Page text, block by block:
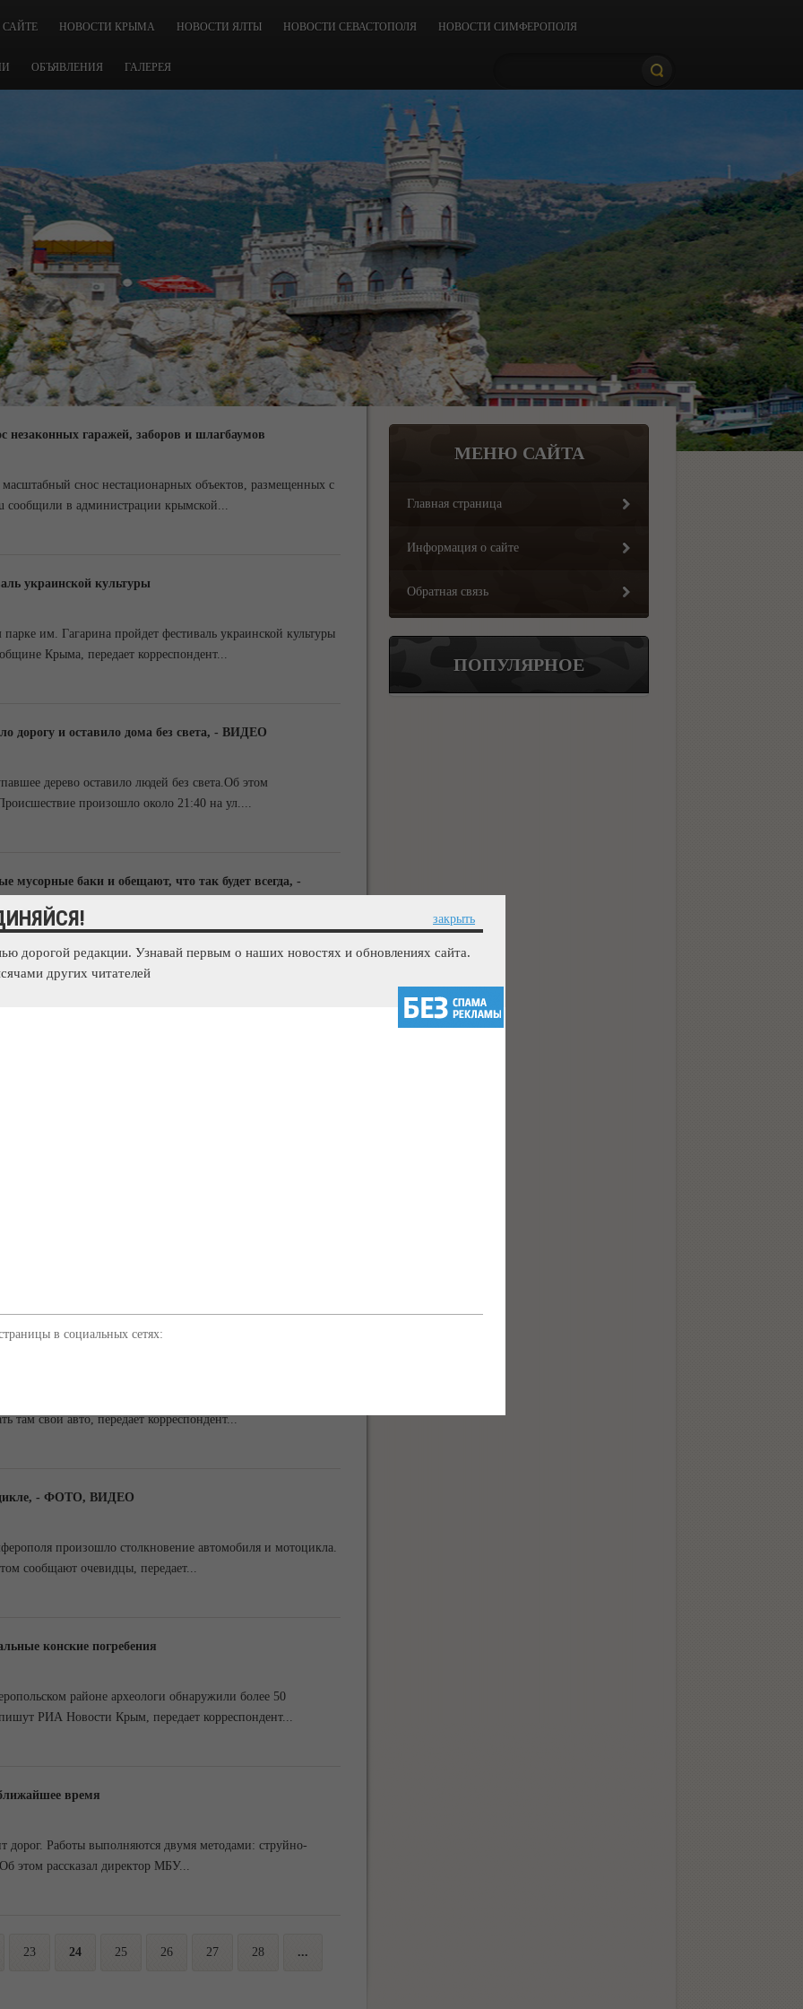
САЙТЕ НОВОСТИ КРЫМА НОВОСТИ ЯЛТЫ НОВОСТИ СЕВАСТОПОЛЯ НОВОСТИ СИМФЕРОПОЛЯ
ОБЪЯВЛЕНИЯ ГАЛЕРЕЯ
гаражей, заборов и шлагбаумов
масштабный снос нестационарных объектов, размещенных с
сообщили в администрации крымской...
украинской культуры
им. Гагарина пройдет фестиваль украинской культуры
Крыма, передает корреспондент...
дорогу и оставило дома без света, - ВИДЕО
дерево оставило людей без света.Об этом
произошло около 21:40 на ул....
мусорные баки и обещают, что так будет всегда, -
94% контейнерных площадок.Об этом заявил глава
корреспондент 3652.ru.По словам
останутся без света.Об этом корреспонденту 3652.ru
будет прекращена в период
Симферополя
Симферополя наказаны за ненадлежащую работу
3652.ru сообщили в прокуратуре
парковку с фонтаном, - ФОТО
Государственного архива Крыма.Об этом сообщили
там свои авто, передает корреспондент...
- ФОТО, ВИДЕО
произошло столкновение автомобиля и мотоцикла.
сообщают очевидцы, передает...
конские погребения
районе археологи обнаружили более 50
РИА Новости Крым, передает корреспондент...
время
Работы выполняются двумя методами: струйно-
этом рассказал директор МБУ...
23 24 25 26 27 28 ...
МЕНЮ САЙТА
Главная страница
Информация о сайте
Обратная связь
ПОПУЛЯРНОЕ
закрыть
дорогой редакции. Узнавай первым о наших новостях и обновлениях сайта.
других читателей
в социальных сетях: